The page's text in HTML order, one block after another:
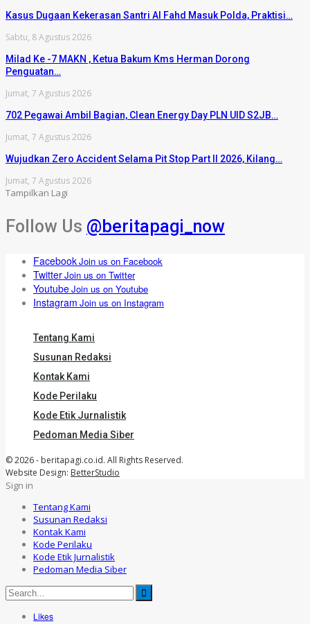
Kasus Dugaan Kekerasan Santri Al Fahd Masuk Polda, Praktisi…
Sabtu, 8 Agustus 2026
Milad Ke -7 MAKN , Ketua Bakum Kms Herman Dorong
Penguatan…
Jumat, 7 Agustus 2026
702 Pegawai Ambil Bagian, Clean Energy Day PLN UID S2JB…
Jumat, 7 Agustus 2026
Wujudkan Zero Accident Selama Pit Stop Part II 2026, Kilang…
Jumat, 7 Agustus 2026
Tampilkan Lagi
Follow Us @beritapagi_now
FacebookJoin us on Facebook
TwitterJoin us on Twitter
YoutubeJoin us on Youtube
Instagram Join us on Instagram
Tentang Kami
Susunan Redaksi
Kontak Kami
Kode Perilaku
Kode Etik Jurnalistik
Pedoman Media Siber
© 2026 - beritapagi.co.id. All Rights Reserved.
Website Design: BetterStudio
Sign in
Tentang Kami
Susunan Redaksi
Kontak Kami
Kode Perilaku
Kode Etik Jurnalistik
Pedoman Media Siber
Likes